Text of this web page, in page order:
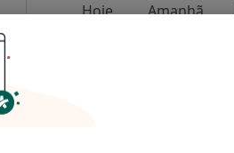
Hoje Amanhã